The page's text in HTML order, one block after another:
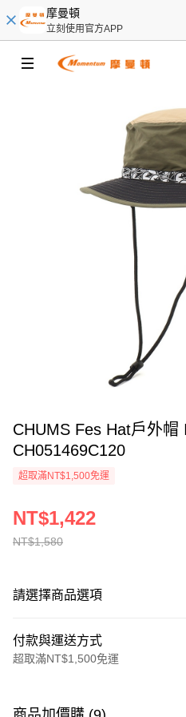
摩曼頓
立刻使用官方APP
CHUMS Fes Hat戶外帽
CH051469C120
超取滿NT$1,500免運
NT$1,580
NT$1,422
請選擇商品選項
付款與運送方式
超取滿NT$1,500免運
信用卡一次付款